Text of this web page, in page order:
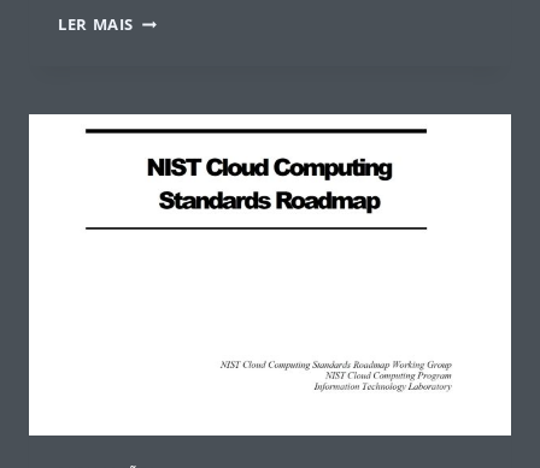
LER MAIS CLOUD
RECOMMENDATIONS
–
NIST